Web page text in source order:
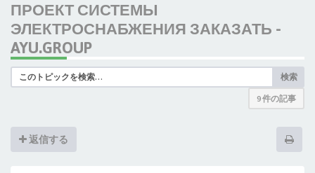
ПРОЕКТ СИСТЕМЫ
ЭЛЕКТРОСНАБЖЕНИЯ ЗАКАЗАТЬ -
AYU.GROUP
検索
9 件の記事
返信する